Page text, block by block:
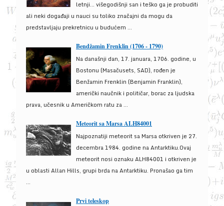
letnji... višegodišnji san i teško ga je probuditi
ali neki događaji u nauci su toliko značajni da mogu da
predstavljaju prekretnicu u budućem ...
Bendžamin Frenklin (1706 - 1790)
Na današnji dan, 17. januara, 1706. godine, u
Bostonu (Masačusets, SAD), rođen je
Benžamin Frenklin (Benjamin Franklin),
američki naučnik i političar, borac za ljudska
prava, učesnik u Američkom ratu za ...
Meteorit sa Marsa ALH84001
Najpoznatiji meteorit sa Marsa otkriven je 27.
decembra 1984. godine na Antarktiku.Ovaj
meteorit nosi oznaku ALH84001 i otkriven je
u oblasti Allan Hills, grupi brda na Antarktiku. Pronašao ga tim
...
Prvi teleskop